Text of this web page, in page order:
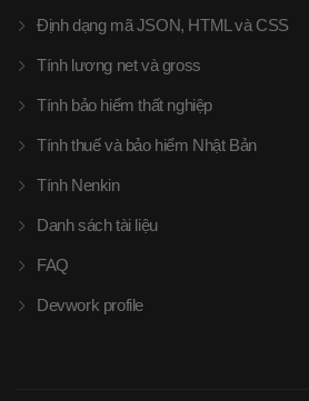
Định dạng mã JSON, HTML và CSS
Tính lương net và gross
Tính bảo hiểm thất nghiệp
Tính thuế và bảo hiểm Nhật Bản
Tính Nenkin
Danh sách tài liệu
FAQ
Devwork profile